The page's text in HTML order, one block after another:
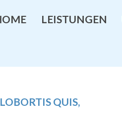
LEISTUNGEN
QUIS,